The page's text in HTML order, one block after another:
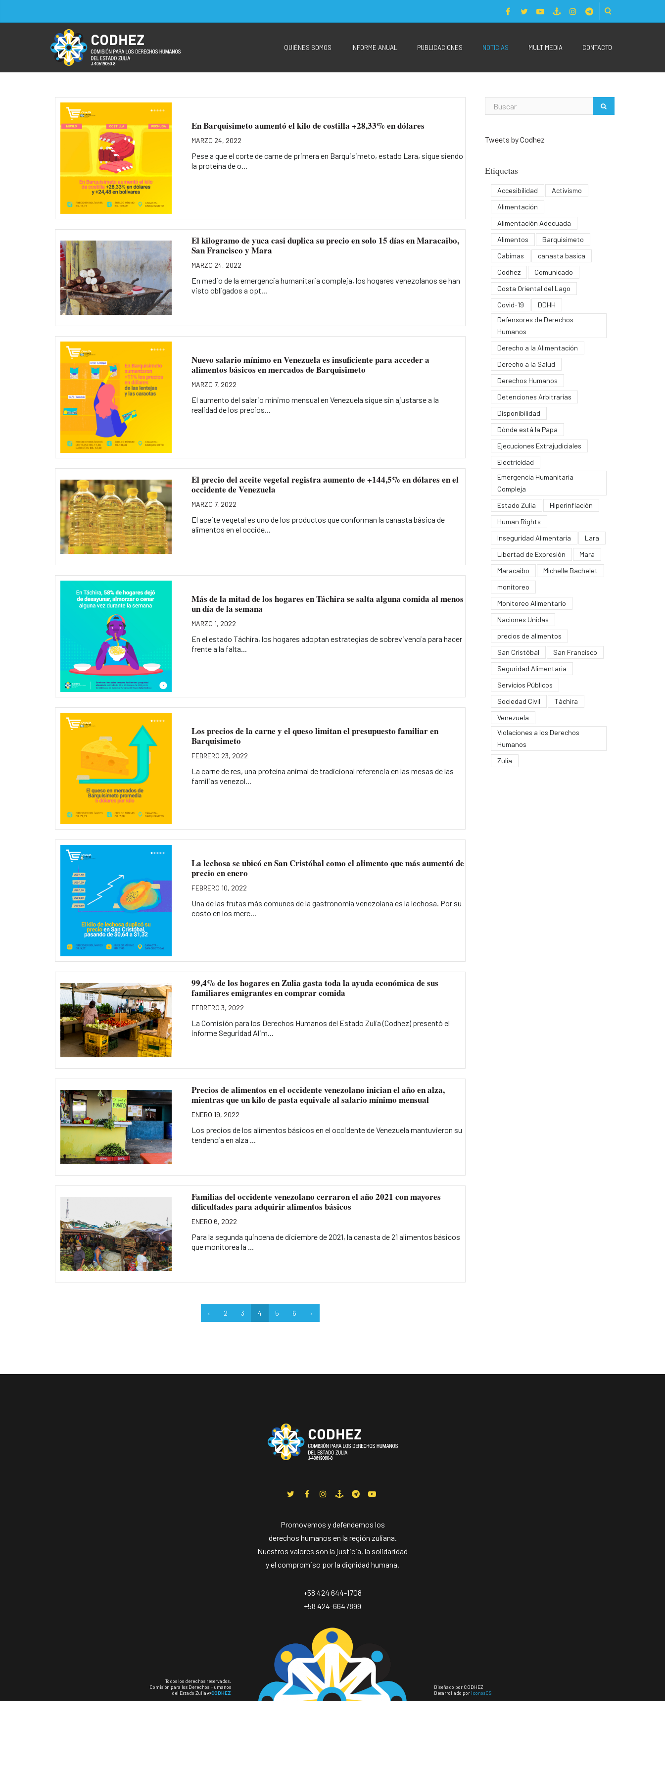
QUIÉNES SOMOS INFORME ANUAL PUBLICACIONES NOTICIAS MULTIMEDIA CONTACTO
En Barquisimeto aumentó el kilo de costilla +28,33% en dólares
MARZO 24, 2022
Pese a que el corte de carne de primera en Barquisimeto, estado Lara, sigue siendo
la proteína de o...
El kilogramo de yuca casi duplica su precio en solo 15 días en Maracaibo,
San Francisco y Mara
MARZO 24, 2022
En medio de la emergencia humanitaria compleja, los hogares venezolanos se han
visto obligados a opt...
Nuevo salario mínimo en Venezuela es insuficiente para acceder a
alimentos básicos en mercados de Barquisimeto
MARZO 7, 2022
El aumento del salario mínimo mensual en Venezuela sigue sin ajustarse a la
realidad de los precios...
El precio del aceite vegetal registra aumento de +144,5% en dólares en el
occidente de Venezuela
MARZO 7, 2022
El aceite vegetal es uno de los productos que conforman la canasta básica de
alimentos en el occide...
Más de la mitad de los hogares en Táchira se salta alguna comida al menos
un día de la semana
MARZO 1, 2022
En el estado Táchira, los hogares adoptan estrategias de sobrevivencia para hacer
frente a la falta...
Los precios de la carne y el queso limitan el presupuesto familiar en
Barquisimeto
FEBRERO 23, 2022
La carne de res, una proteína animal de tradicional referencia en las mesas de las
familias venezol...
La lechosa se ubicó en San Cristóbal como el alimento que más aumentó de
precio en enero
FEBRERO 10, 2022
Una de las frutas más comunes de la gastronomía venezolana es la lechosa. Por su
costo en los merc...
99,4% de los hogares en Zulia gasta toda la ayuda económica de sus
familiares emigrantes en comprar comida
FEBRERO 3, 2022
La Comisión para los Derechos Humanos del Estado Zulia (Codhez) presentó el
informe Seguridad Alim...
Precios de alimentos en el occidente venezolano inician el año en alza,
mientras que un kilo de pasta equivale al salario mínimo mensual
ENERO 19, 2022
Los precios de los alimentos básicos en el occidente de Venezuela mantuvieron su
tendencia en alza ...
Familias del occidente venezolano cerraron el año 2021 con mayores
dificultades para adquirir alimentos básicos
ENERO 6, 2022
Para la segunda quincena de diciembre de 2021, la canasta de 21 alimentos básicos
que monitorea la ...
‹ 2 3 4 5 6 ›
Tweets by Codhez
Etiquetas
Accesibilidad
Activismo
Alimentación
Alimentación Adecuada
Alimentos
Barquisimeto
Cabimas
canasta basica
Codhez
Comunicado
Costa Oriental del Lago
Covid-19
DDHH
Defensores de Derechos
Humanos
Derecho a la Alimentación
Derecho a la Salud
Derechos Humanos
Detenciones Arbitrarias
Disponibilidad
Dónde está la Papa
Ejecuciones Extrajudiciales
Electricidad
Emergencia Humanitaria
Compleja
Estado Zulia
Hiperinflación
Human Rights
Inseguridad Alimentaria
Lara
Libertad de Expresión
Mara
Maracaibo
Michelle Bachelet
monitoreo
Monitoreo Alimentario
Naciones Unidas
precios de alimentos
San Cristóbal
San Francisco
Seguridad Alimentaria
Servicios Públicos
Sociedad Civil
Táchira
Venezuela
Violaciones a los Derechos
Humanos
Zulia
Promovemos y defendemos los
derechos humanos en la región zuliana.
Nuestros valores son la justicia, la solidaridad
y el compromiso por la dignidad humana.
+58 424 644-1708
+58 424-6647899
Todos los derechos reservados.
Comisión para los Derechos Humanos
del Estado Zulia @CODHEZ
Diseñado por CODHEZ
Desarrollado poriconosCS